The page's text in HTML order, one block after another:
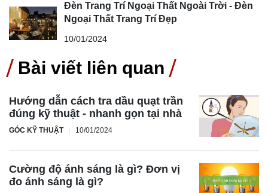
Đèn Trang Trí Ngoại Thất Ngoài Trời - Đèn
Ngoại Thất Trang Trí Đẹp
10/01/2024
Bài viết liên quan
Hướng dẫn cách tra dầu quạt trần
đúng kỹ thuật - nhanh gọn tại nhà
GÓC KỸ THUẬT 10/01/2024
Cường độ ánh sáng là gì? Đơn vị
đo ánh sáng là gì?